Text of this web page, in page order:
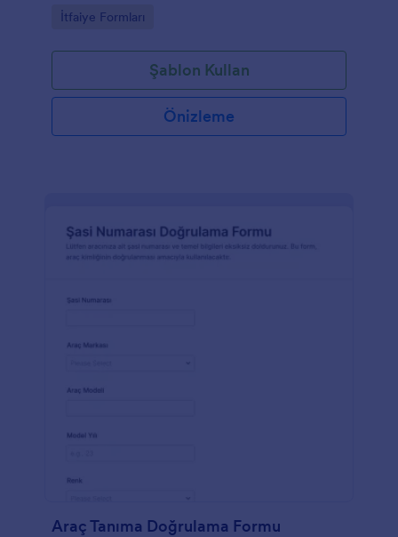
yardımcı olur.
Go to Category:
İtfaiye Formları
Şablon Kullan
Önizleme
Araç Tanıma Doğrulama Formu